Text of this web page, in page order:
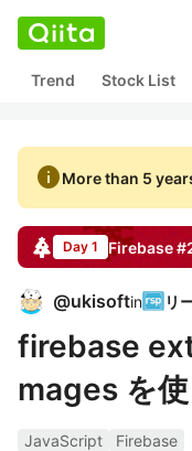
Trend Stock List
infoMore than 5
Day 1 Firebase
@ukisoftin
firebase
mages を
JavaScript
Firebase